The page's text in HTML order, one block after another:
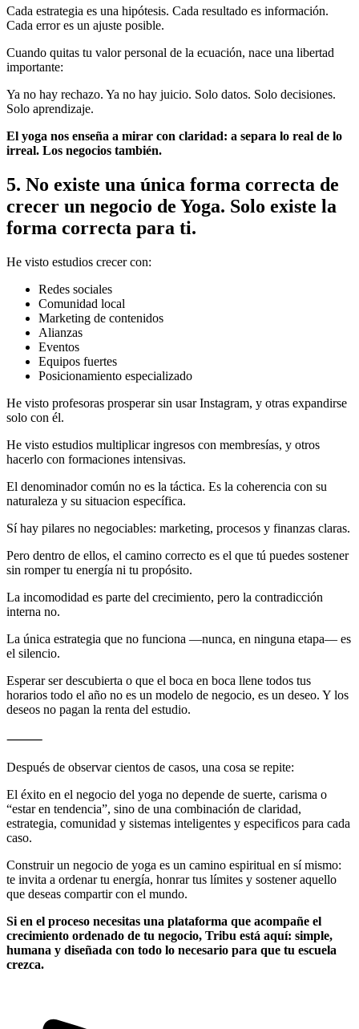
Cada estrategia es una hipótesis. Cada resultado es información.
Cada error es un ajuste posible.
Cuando quitas tu valor personal de la ecuación, nace una libertad
importante:
Ya no hay rechazo. Ya no hay juicio. Solo datos. Solo decisiones.
Solo aprendizaje.
El yoga nos enseña a mirar con claridad: a separa lo real de lo
irreal. Los negocios también.
5. No existe una única forma correcta de
crecer un negocio de Yoga. Solo existe la
forma correcta para ti.
He visto estudios crecer con:
Redes sociales
Comunidad local
Marketing de contenidos
Alianzas
Eventos
Equipos fuertes
Posicionamiento especializado
He visto profesoras prosperar sin usar Instagram, y otras expandirse
solo con él.
He visto estudios multiplicar ingresos con membresías, y otros
hacerlo con formaciones intensivas.
El denominador común no es la táctica. Es la coherencia con su
naturaleza y su situacion específica.
Sí hay pilares no negociables: marketing, procesos y finanzas claras.
Pero dentro de ellos, el camino correcto es el que tú puedes sostener
sin romper tu energía ni tu propósito.
La incomodidad es parte del crecimiento, pero la contradicción
interna no.
La única estrategia que no funciona —nunca, en ninguna etapa— es
el silencio.
Esperar ser descubierta o que el boca en boca llene todos tus
horarios todo el año no es un modelo de negocio, es un deseo. Y los
deseos no pagan la renta del estudio.
⸻
Después de observar cientos de casos, una cosa se repite:
El éxito en el negocio del yoga no depende de suerte, carisma o
“estar en tendencia”, sino de una combinación de claridad,
estrategia, comunidad y sistemas inteligentes y especificos para cada
caso.
Construir un negocio de yoga es un camino espiritual en sí mismo:
te invita a ordenar tu energía, honrar tus límites y sostener aquello
que deseas compartir con el mundo.
Si en el proceso necesitas una plataforma que acompañe el
crecimiento ordenado de tu negocio, Tribu está aquí: simple,
humana y diseñada con todo lo necesario para que tu escuela
crezca.